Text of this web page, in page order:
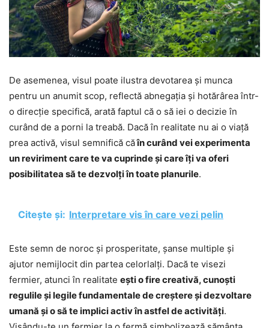
De asemenea, visul poate ilustra devotarea și munca
pentru un anumit scop, reflectă abnegația și hotărârea într-
o direcție specifică, arată faptul că o să iei o decizie în
curând de a porni la treabă. Dacă în realitate nu ai o viață
prea activă, visul semnifică căîn curând vei experimenta
un reviriment care te va cuprinde și care îți va oferi
posibilitatea să te dezvolți în toate planurile.
Citește și: Interpretare vis în care vezi pelin
Este semn de noroc și prosperitate, șanse multiple și
ajutor nemijlocit din partea celorlalți. Dacă te visezi
fermier, atunci în realitate ești o fire creativă, cunoști
regulile și legile fundamentale de creștere și dezvoltare
umană și o să te implici activ în astfel de activități.